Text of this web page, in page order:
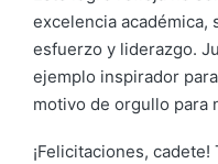
excelencia académica,
esfuerzo y liderazgo.
ejemplo inspirador
motivo de orgullo para
¡Felicitaciones,